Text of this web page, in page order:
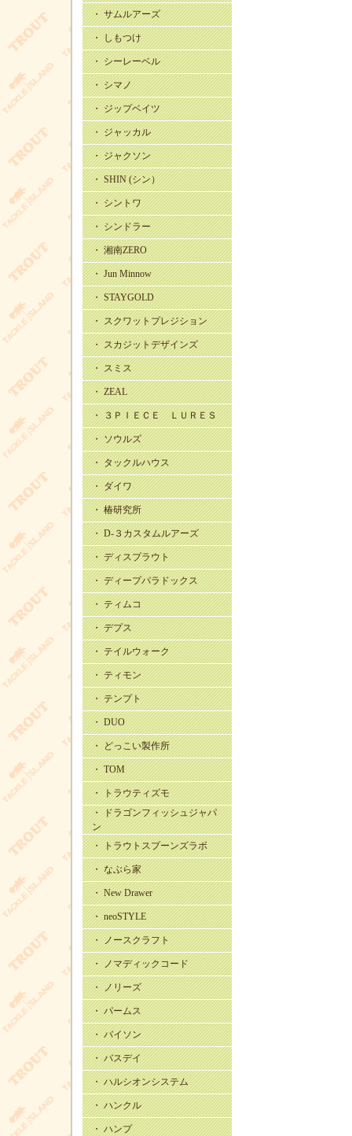
・ サムルアーズ
・ しもつけ
・ シーレーベル
・ シマノ
・ ジップベイツ
・ ジャッカル
・ ジャクソン
・ SHIN (シン）
・ シントワ
・ シンドラー
・ 湘南ZERO
・ Jun Minnow
・ STAYGOLD
・ スクワットプレジション
・ スカジットデザインズ
・ スミス
・ ZEAL
・ ３ＰＩＥＣＥ ＬＵＲＥＳ
・ ソウルズ
・ タックルハウス
・ ダイワ
・ 椿研究所
・ D-３カスタムルアーズ
・ ディスプラウト
・ ディープパラドックス
・ ティムコ
・ デプス
・ テイルウォーク
・ ティモン
・ テンプト
・ DUO
・ どっこい製作所
・ TOM
・ トラウティズモ
・ ドラゴンフィッシュジャパ
ン
・ トラウトスプーンズラボ
・ なぶら家
・ New Drawer
・ neoSTYLE
・ ノースクラフト
・ ノマディックコード
・ ノリーズ
・ パームス
・ バイソン
・ バスデイ
・ ハルシオンシステム
・ ハンクル
・ ハンプ